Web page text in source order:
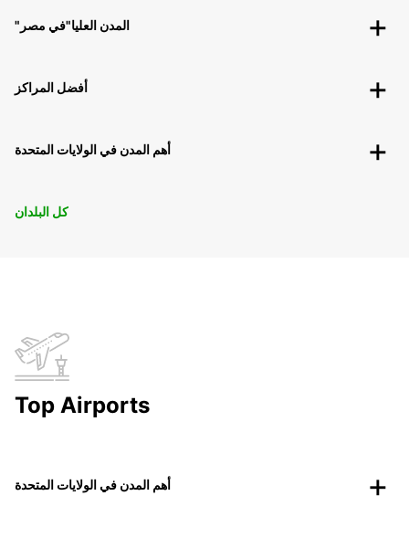
"المدن العليا"في مصر
أفضل المراكز
أهم المدن في الولايات المتحدة
كل البلدان
Top Airports
أهم المدن في الولايات المتحدة